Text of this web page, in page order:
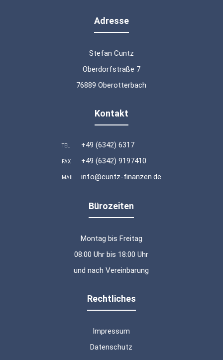
Adresse
Stefan Cuntz
Oberdorfstraße 7
76889 Oberotterbach
Kontakt
TEL +49 (6342) 6317
FAX +49 (6342) 9197410
MAIL info@cuntz-finanzen.de
Bürozeiten
Montag bis Freitag
08:00 Uhr bis 18:00 Uhr
und nach Vereinbarung
Rechtliches
Impressum
Datenschutz